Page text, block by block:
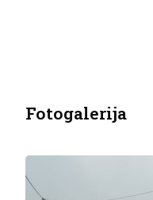
Fotogalerija